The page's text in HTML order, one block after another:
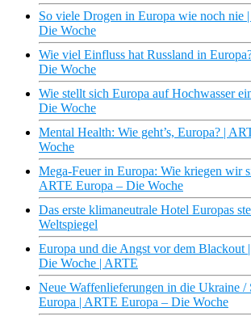
So viele Drogen in Europa wie noch nie
Die Woche
Wie viel Einfluss hat Russland in
Die Woche
Wie stellt sich Europa auf Hochwasser
Die Woche
Mental Health: Wie geht’s, Europa? |
Woche
Mega-Feuer in Europa: Wie kriegen wir
ARTE Europa – Die Woche
Das erste klimaneutrale Hotel Europas
Weltspiegel
Europa und die Angst vor dem Blackout
Die Woche | ARTE
Neue Waffenlieferungen in die Ukraine /
Europa | ARTE Europa – Die Woche